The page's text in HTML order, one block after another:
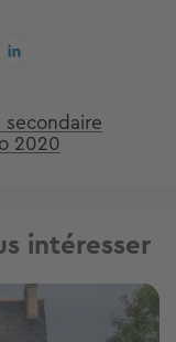
2020
intéresser